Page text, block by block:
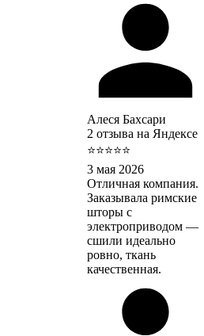
Алеся Бахсари
2 отзыва на Яндексе
⭐⭐⭐⭐⭐
3 мая 2026
Отличная компания.
Заказывала римские
шторы с
электроприводом —
сшили идеально
ровно, ткань
качественная.